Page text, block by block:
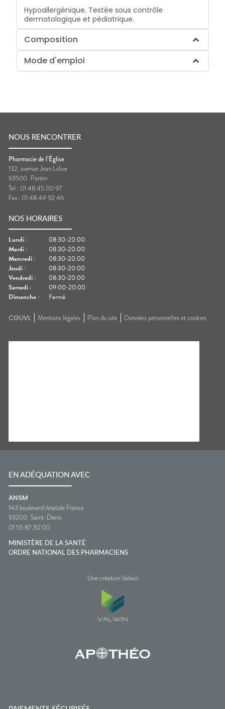
Hypoallergénique. Testée sous contrôle
dermatologique et pédiatrique.
Composition
Mode d'emploi
NOUS RENCONTRER
Pharmacie de l’Église
132, avenue Jean Lolive
93500 Pantin
Tel : 01 48 45 00 97
Fax : 01 48 44 92 46
NOS HORAIRES
Lundi :
08:30-20:00
Mardi :
08:30-20:00
Mercredi :
08:30-20:00
Jeudi :
08:30-20:00
Vendredi :
08:30-20:00
Samedi :
09:00-20:00
Dimanche : Fermé
CGUVL Mentions légales Plan du site Données personnelles et cookies
EN ADÉQUATION AVEC
ANSM
143 boulevard Anatole France
93200 Saint-Denis
01 55 87 30 00
MINISTÈRE DE LA SANTÉ
ORDRE NATIONAL DES PHARMACIENS
Une création Valwin